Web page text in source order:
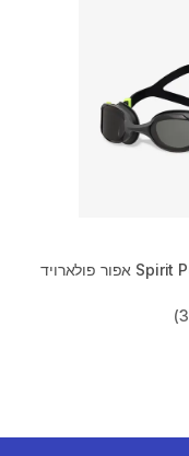
מסכת שחייה Spirit Pola אפור פולארויד